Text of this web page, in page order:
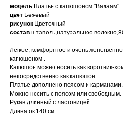
модель Платье с капюшоном "Валаам"
цвет Бежевый
рисунок Цветочный
состав штапель,натуральное
Легкое, комфортное и очень
капюшоном .
Капюшон можно носить как воротник-
непосредственно как капюшон.
Платье дополнено поясом и карманами.
Можно носить с поясом или свободным.
Рукав длинный с ластовицей.
Длина ок.140 см.